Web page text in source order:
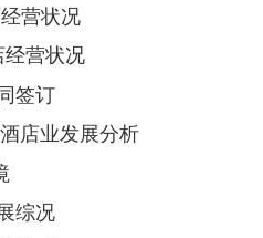
营状况
营状况
签订
店业发展分析
综况